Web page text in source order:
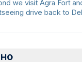
we visit Agra Fort
drive back to